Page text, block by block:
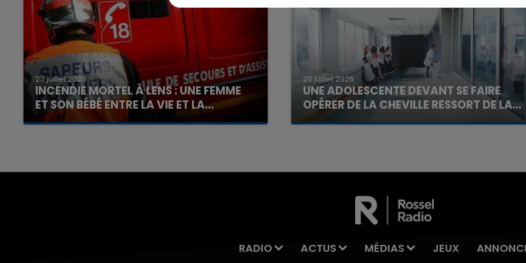
23 juillet 2026
INCENDIE MORTEL À LENS : UNE FEMME
ET SON BÉBÉ ENTRE LA VIE ET LA...
Un homme s'est immolé par le feu après avoir
20 juillet 2026
UNE ADOLESCENTE DEVANT SE FAIRE
OPÉRER DE LA CHEVILLE RESSORT DE LA...
La famille a porté plainte contre la clinique qui a
RADIO ACTUS MÉDIAS JEUX